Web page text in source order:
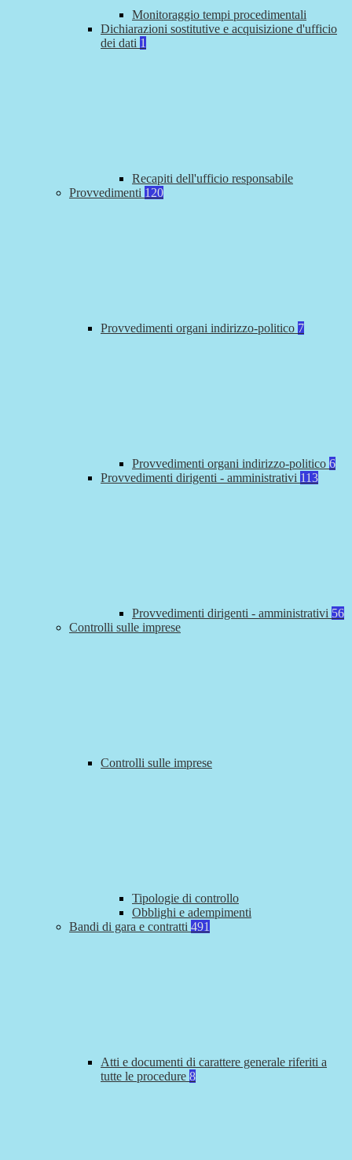
Monitoraggio tempi procedimentali
Dichiarazioni sostitutive e acquisizione d'ufficio
dei dati 1
Recapiti dell'ufficio responsabile
Provvedimenti 120
Provvedimenti organi indirizzo-politico 7
Provvedimenti organi indirizzo-politico 6
Provvedimenti dirigenti - amministrativi 113
Provvedimenti dirigenti - amministrativi 56
Controlli sulle imprese
Controlli sulle imprese
Tipologie di controllo
Obblighi e adempimenti
Bandi di gara e contratti 491
Atti e documenti di carattere generale riferiti a
tutte le procedure 8